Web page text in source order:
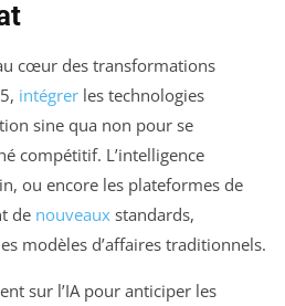
cœur des transformations
intégrer les technologies
sine qua non pour se
compétitif. L’intelligence
ou encore les plateformes de
de nouveaux standards,
modèles d’affaires traditionnels.
sur l’IA pour anticiper les